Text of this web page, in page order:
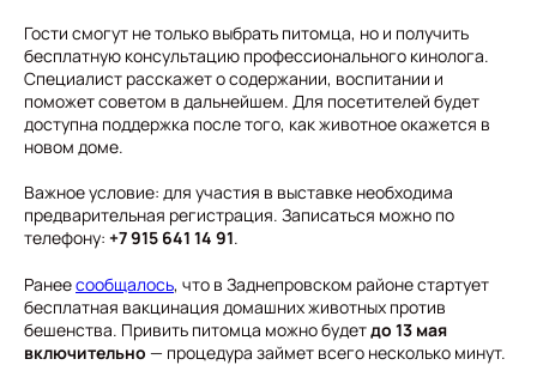
Гости смогут не только выбрать питомца, но и получить
бесплатную консультацию профессионального кинолога.
Специалист расскажет о содержании, воспитании и
поможет советом в дальнейшем. Для посетителей будет
доступна поддержка после того, как животное окажется в
новом доме.
Важное условие: для участия в выставке необходима
предварительная регистрация. Записаться можно по
телефону: +7 915 641 14 91.
Ранеесообщалось, что в Заднепровском районе стартует
бесплатная вакцинация домашних животных против
бешенства. Привить питомца можно будетдо 13 мая
включительно — процедура займет всего несколько минут.